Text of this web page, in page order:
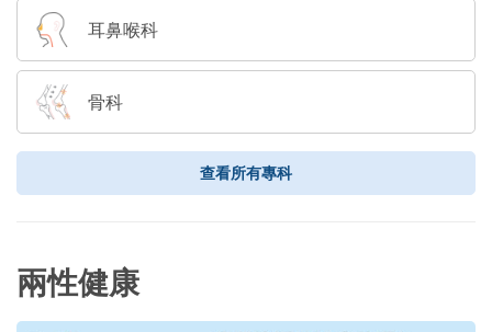
耳鼻喉科
骨科
查看所有專科
兩性健康